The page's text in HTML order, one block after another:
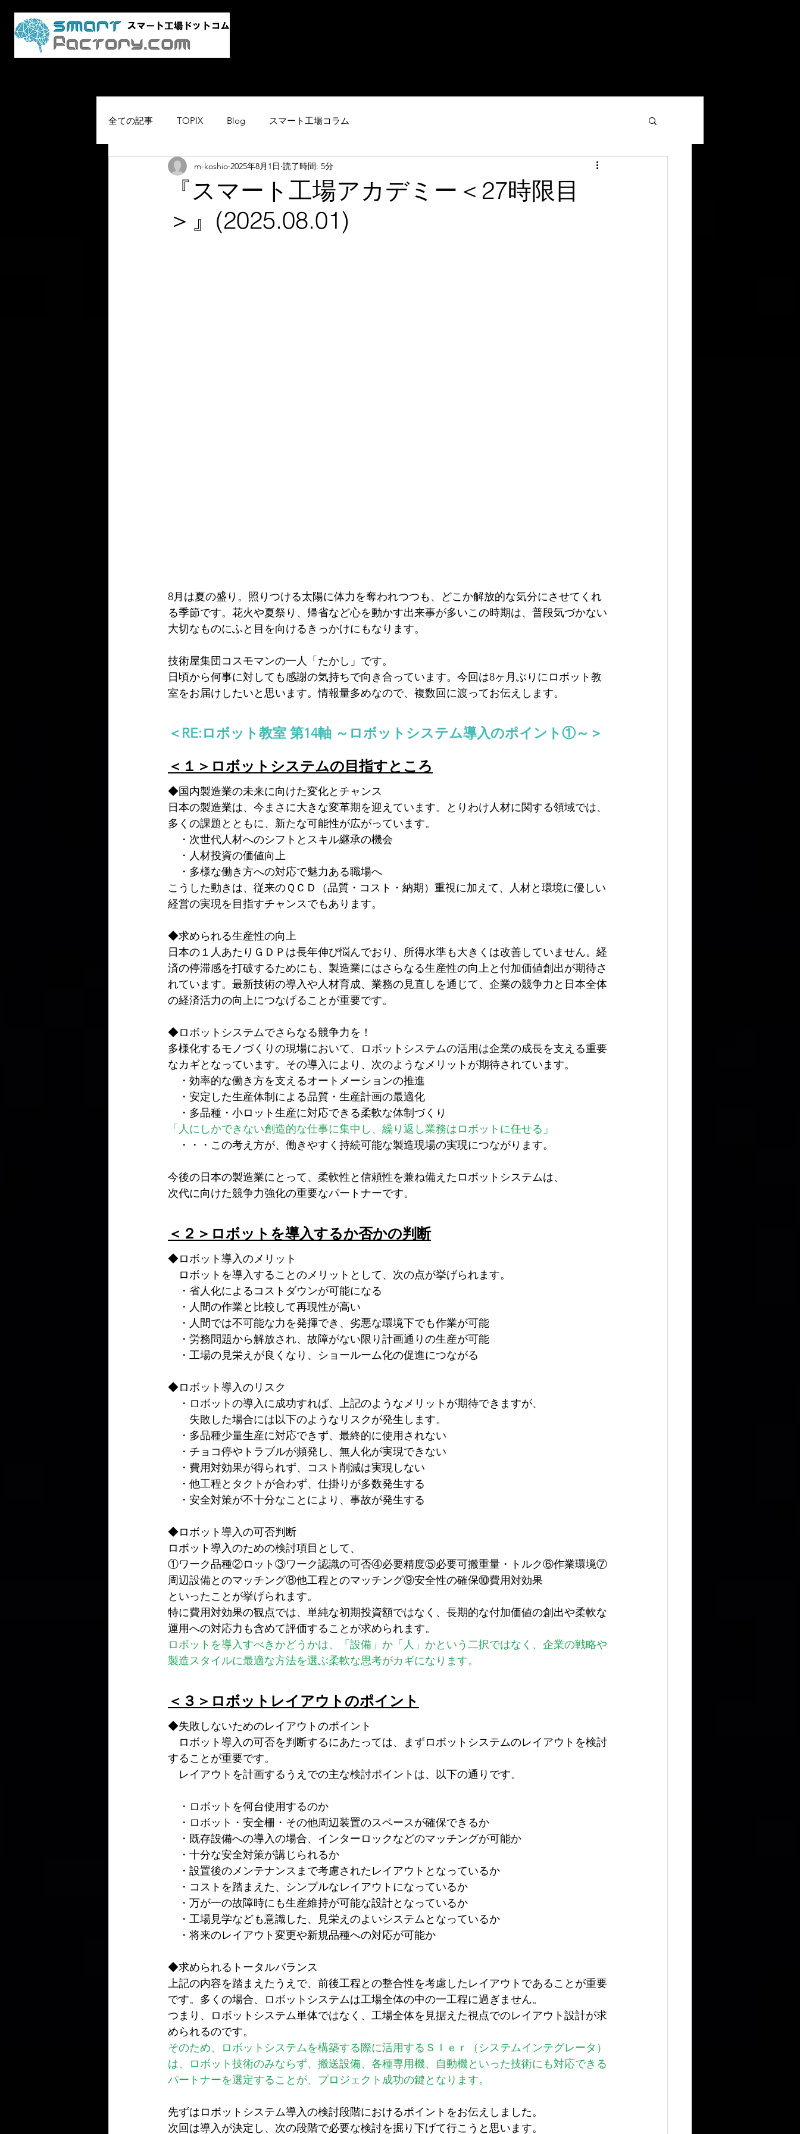
全ての記事 TOPIX Blog スマート工場コラム
『スマート工場アカデミー＜27時限目
＞』(2025.08.01)
m-koshio 2025年8月1日 読了時間: 5分
8月は夏の盛り。照りつける太陽に体力を奪われつつも、どこか解放的な気分にさせてくれ
る季節です。花火や夏祭り、帰省など心を動かす出来事が多いこの時期は、普段気づかない
大切なものにふと目を向けるきっかけにもなります。
技術屋集団コスモマンの一人「たかし」です。
日頃から何事に対しても感謝の気持ちで向き合っています。今回は8ヶ月ぶりにロボット教
室をお届けしたいと思います。情報量多めなので、複数回に渡ってお伝えします。
＜RE:ロボット教室 第14軸 ～ロボットシステム導入のポイント①～＞
＜１＞ロボットシステムの目指すところ
◆国内製造業の未来に向けた変化とチャンス
日本の製造業は、今まさに大きな変革期を迎えています。とりわけ人材に関する領域では、
多くの課題とともに、新たな可能性が広がっています。
・次世代人材へのシフトとスキル継承の機会
・人材投資の価値向上
・多様な働き方への対応で魅力ある職場へ
こうした動きは、従来のＱＣＤ（品質・コスト・納期）重視に加えて、人材と環境に優しい
経営の実現を目指すチャンスでもあります。
◆求められる生産性の向上
日本の１人あたりＧＤＰは長年伸び悩んでおり、所得水準も大きくは改善していません。経
済の停滞感を打破するためにも、製造業にはさらなる生産性の向上と付加価値創出が期待さ
れています。最新技術の導入や人材育成、業務の見直しを通じて、企業の競争力と日本全体
の経済活力の向上につなげることが重要です。
◆ロボットシステムでさらなる競争力を！
多様化するモノづくりの現場において、ロボットシステムの活用は企業の成長を支える重要
なカギとなっています。その導入により、次のようなメリットが期待されています。
・効率的な働き方を支えるオートメーションの推進
・安定した生産体制による品質・生産計画の最適化
・多品種・小ロット生産に対応できる柔軟な体制づくり
「人にしかできない創造的な仕事に集中し、繰り返し業務はロボットに任せる」
・・・この考え方が、働きやすく持続可能な製造現場の実現につながります。
今後の日本の製造業にとって、柔軟性と信頼性を兼ね備えたロボットシステムは、
次代に向けた競争力強化の重要なパートナーです。
＜２＞ロボットを導入するか否かの判断
◆ロボット導入のメリット
ロボットを導入することのメリットとして、次の点が挙げられます。
・省人化によるコストダウンが可能になる
・人間の作業と比較して再現性が高い
・人間では不可能な力を発揮でき、劣悪な環境下でも作業が可能
・労務問題から解放され、故障がない限り計画通りの生産が可能
・工場の見栄えが良くなり、ショールーム化の促進につながる
◆ロボット導入のリスク
・ロボットの導入に成功すれば、上記のようなメリットが期待できますが、
失敗した場合には以下のようなリスクが発生します。
・多品種少量生産に対応できず、最終的に使用されない
・チョコ停やトラブルが頻発し、無人化が実現できない
・費用対効果が得られず、コスト削減は実現しない
・他工程とタクトが合わず、仕掛りが多数発生する
・安全対策が不十分なことにより、事故が発生する
◆ロボット導入の可否判断
ロボット導入のための検討項目として、
①ワーク品種②ロット③ワーク認識の可否④必要精度⑤必要可搬重量・トルク⑥作業環境⑦
周辺設備とのマッチング⑧他工程とのマッチング⑨安全性の確保⑩費用対効果
といったことが挙げられます。
特に費用対効果の観点では、単純な初期投資額ではなく、長期的な付加価値の創出や柔軟な
運用への対応力も含めて評価することが求められます。
ロボットを導入すべきかどうかは、「設備」か「人」かという二択ではなく、企業の戦略や
製造スタイルに最適な方法を選ぶ柔軟な思考がカギになります。
＜３＞ロボットレイアウトのポイント
◆失敗しないためのレイアウトのポイント
ロボット導入の可否を判断するにあたっては、まずロボットシステムのレイアウトを検討
することが重要です。
レイアウトを計画するうえでの主な検討ポイントは、以下の通りです。
・ロボットを何台使用するのか
・ロボット・安全柵・その他周辺装置のスペースが確保できるか
・既存設備への導入の場合、インターロックなどのマッチングが可能か
・十分な安全対策が講じられるか
・設置後のメンテナンスまで考慮されたレイアウトとなっているか
・コストを踏まえた、シンプルなレイアウトになっているか
・万が一の故障時にも生産維持が可能な設計となっているか
・工場見学なども意識した、見栄えのよいシステムとなっているか
・将来のレイアウト変更や新規品種への対応が可能か
◆求められるトータルバランス
上記の内容を踏まえたうえで、前後工程との整合性を考慮したレイアウトであることが重要
です。多くの場合、ロボットシステムは工場全体の中の一工程に過ぎません。
つまり、ロボットシステム単体ではなく、工場全体を見据えた視点でのレイアウト設計が求
められるのです。
そのため、ロボットシステムを構築する際に活用するＳＩｅｒ（システムインテグレータ）
は、ロボット技術のみならず、搬送設備、各種専用機、自動機といった技術にも対応できる
パートナーを選定することが、プロジェクト成功の鍵となります。
先ずはロボットシステム導入の検討段階におけるポイントをお伝えしました。
次回は導入が決定し、次の段階で必要な検討を掘り下げて行こうと思います。